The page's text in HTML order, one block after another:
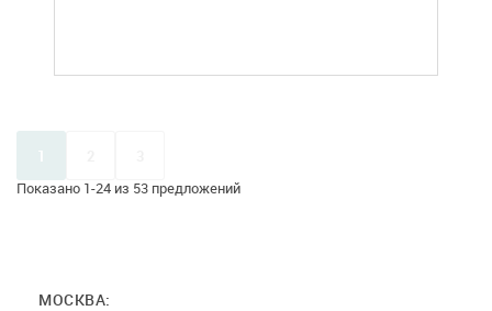
Показано 1-24 из 53 предложений
1
МОСКВА: